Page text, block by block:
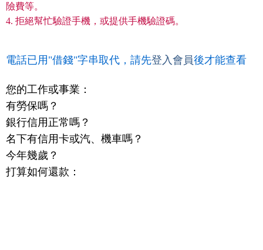
險費等。
4. 拒絕幫忙驗證手機，或提供手機驗證碼。
電話已用"借錢"字串取代，請先登入會員後才能查看
您的工作或事業：
有勞保嗎？
銀行信用正常嗎？
名下有信用卡或汽、機車嗎？
今年幾歲？
打算如何還款：